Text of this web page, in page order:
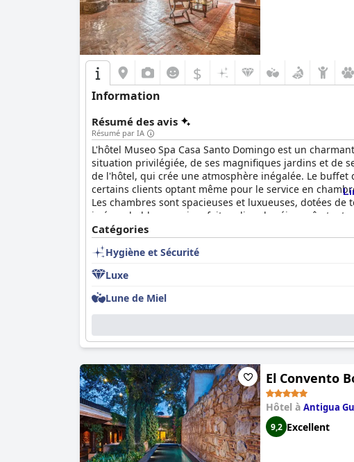
$
Information
Résumé des avis
Résumé par IA
L'hôtel Museo Spa Casa Santo Domingo est un
situation privilégiée, de ses magnifiques jardins et de
de l'hôtel, qui crée une atmosphère inégalée. Le
certains clients optant même pour le service en
Les chambres sont spacieuses et luxueuses, dotées
irréprochable, ce qui en fait un lieu de séjour sûr, tout
des caractéristiques principales de l'hôtel, est une
l'ensemble, les visiteurs considèrent l'hôtel Museo
être exagéré ou à un prix déraisonnable.
Catégories
Hygiène et Sécurité
Luxe
Lune de Miel
El Convento
Hôtel à Antigua
9,2 Excellent